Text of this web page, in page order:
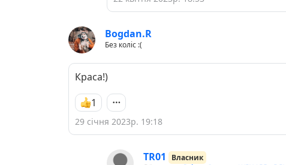
Bogdan.R
Без коліс :(
Краса!)
1
29 січня 2023р. 19:18
TR01
Власник